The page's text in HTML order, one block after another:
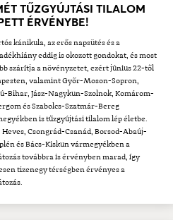
TŰZGYÚJTÁSI TILALOM
ÉRVÉNYBE!
kánikula, az erős napsütés és a
eddig is okozott gondokat, és most
szárítja a növényzetet, ezért június 22-től
valamint Győr-Moson-Sopron,
Bihar, Jász-Nagykun-Szolnok, Komárom-
és Szabolcs-Szatmár-Bereg
is tűzgyújtási tilalom lép életbe.
Heves, Csongrád-Csanád, Borsod-Abaúj-
és Bács-Kiskun vármegyékben a
továbbra is érvényben marad, így
tizenegy térségben érvényes a